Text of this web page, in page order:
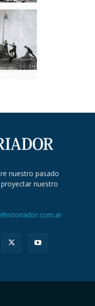
nuestro pasado
nuestro